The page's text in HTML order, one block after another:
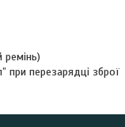
ремінь)
при перезарядці зброї